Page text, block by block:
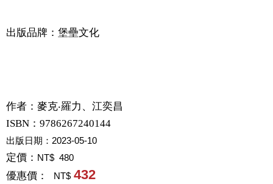
出版品牌：堡壘文化
作者： 麥克‧羅力、江奕昌
ISBN：9786267240144
出版日期： 2023-05-10
定價： NT$ 480
優惠價： NT$ 432